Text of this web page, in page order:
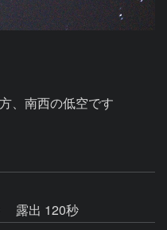
、南西の低空です
露出 120秒